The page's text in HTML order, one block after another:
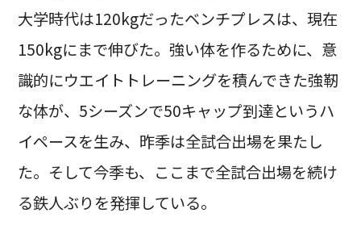
大学時代は120kgだったベンチプレスは、現在
150kgにまで伸びた。強い体を作るために、意
識的にウエイトトレーニングを積んできた強靭
な体が、5シーズンで50キャップ到達というハ
イペースを生み、昨季は全試合出場を果たし
た。そして今季も、ここまで全試合出場を続け
る鉄人ぶりを発揮している。